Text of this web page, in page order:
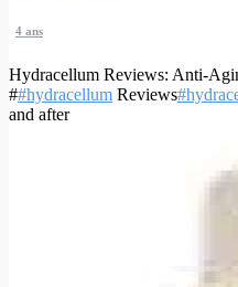
4 ans
Hydracellum Reviews: Anti-
##hydracellum Reviews
and after